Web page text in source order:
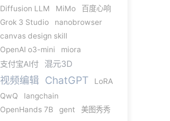
Diffusion LLM
MiMo
百度心响
Grok 3 Studio
nanobrowser
canvas design skill
OpenAI o3-mini
miora
支付宝AI付 混元3D
视频编辑 ChatGPT
LoRA
QwQ
langchain
OpenHands 7B
gent 美图秀秀